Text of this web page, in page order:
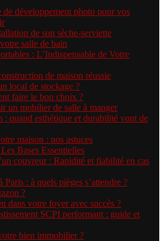
développement photo pour vos
de son sèche-serviette
salle de bain
: L’Indispensable de Votre
de maison réussie
local de stockage ?
faire le bon choix ?
un mobilier de salle à manger
: quand esthétique et durabilité vont de
maison : nos astuces
Bases Essentielles
couvreur : Rapidité et fiabilité en cas
: à quels pièges s’attendre ?
?
dans votre foyer avec succès ?
SCPI performant : guide et
bien immobilier ?